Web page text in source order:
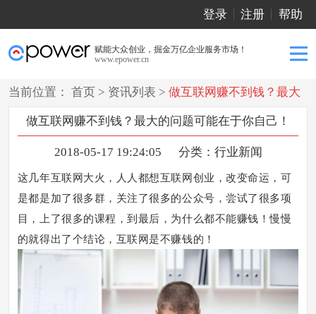
登录 注册 帮助
赋能大众创业，掘金万亿企业服务市场！
www.epower.cn
当前位置： 首页 > 资讯列表 > 做互联网赚不到钱？最大
的问题可能在于你自己！
做互联网赚不到钱？最大的问题可能在于你自己！
2018-05-17 19:24:05 分类： 行业新闻
这几年互联网大火，人人都想互联网创业，改变命运，可
是都是加了很多群，关注了很多的公众号，尝试了很多项
目，上了很多的课程，到最后，为什么都不能赚钱！慢慢
的就得出了个结论，互联网是不赚钱的！